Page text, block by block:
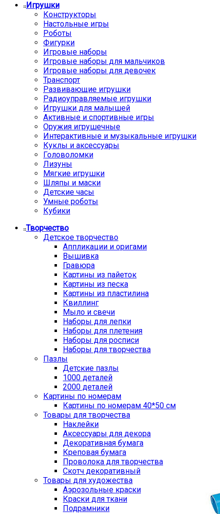
Игрушки
Конструкторы
Настольные игры
Роботы
Фигурки
Игровые наборы
Игровые наборы для мальчиков
Игровые наборы для девочек
Транспорт
Развивающие игрушки
Радиоуправляемые игрушки
Игрушки для малышей
Активные и спортивные игры
Оружия игрушечные
Интерактивные и музыкальные игрушки
Куклы и аксессуары
Головоломки
Лизуны
Мягкие игрушки
Шляпы и маски
Детские часы
Умные роботы
Кубики
Творчество
Детское творчество
Аппликации и оригами
Вышивка
Гравюра
Картины из пайеток
Картины из песка
Картины из пластилина
Квиллинг
Мыло и свечи
Наборы для лепки
Наборы для плетения
Наборы для росписи
Наборы для творчества
Пазлы
Детские пазлы
1000 деталей
2000 деталей
Картины по номерам
Картины по номерам 40*50 см
Товары для творчества
Наклейки
Аксессуары для декора
Декоративная бумага
Креповая бумага
Проволока для творчества
Скотч декоративный
Товары для художества
Аэрозольные краски
Краски для ткани
Подрамники